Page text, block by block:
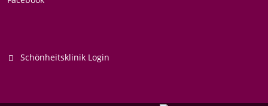
Schönheitsklinik Login